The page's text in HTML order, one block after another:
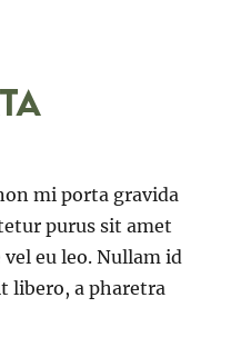
mi porta gravida
purus sit amet
eu leo. Nullam id
libero, a pharetra